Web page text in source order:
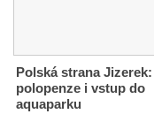
Polská strana Jizerek:
polopenze i vstup do
aquaparku